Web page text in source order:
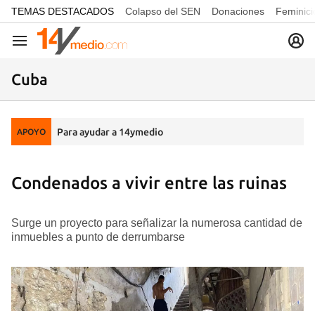
common.go-to-content
TEMAS DESTACADOS Colapso del SEN Donaciones
Navegación
Cuba
APOYO Para ayudar a 14ymedio
Condenados a vivir entre las ruinas
Surge un proyecto para señalizar la numerosa cantidad de
inmuebles a punto de derrumbarse